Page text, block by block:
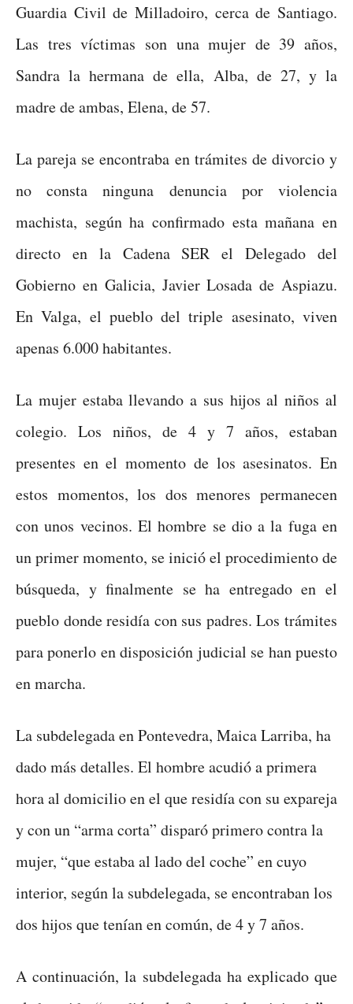
Guardia Civil de Milladoiro, cerca de Santiago.
Las tres víctimas son una mujer de 39 años,
Sandra la hermana de ella, Alba, de 27, y la
madre de ambas, Elena, de 57.
La pareja se encontraba en trámites de divorcio y
no consta ninguna denuncia por violencia
machista, según ha confirmado esta mañana en
directo en la Cadena SER el Delegado del
Gobierno en Galicia, Javier Losada de Aspiazu.
En Valga, el pueblo del triple asesinato, viven
apenas 6.000 habitantes.
La mujer estaba llevando a sus hijos al niños al
colegio. Los niños, de 4 y 7 años, estaban
presentes en el momento de los asesinatos. En
estos momentos, los dos menores permanecen
con unos vecinos. El hombre se dio a la fuga en
un primer momento, se inició el procedimiento de
búsqueda, y finalmente se ha entregado en el
pueblo donde residía con sus padres. Los trámites
para ponerlo en disposición judicial se han puesto
en marcha.
La subdelegada en Pontevedra, Maica Larriba, ha
dado más detalles. El hombre acudió a primera
hora al domicilio en el que residía con su expareja
y con un “arma corta” disparó primero contra la
mujer, “que estaba al lado del coche” en cuyo
interior, según la subdelegada, se encontraban los
dos hijos que tenían en común, de 4 y 7 años.
A continuación, la subdelegada ha explicado que